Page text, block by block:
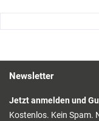
Newsletter
Jetzt anmelden und
Kostenlos. Kein Spam.